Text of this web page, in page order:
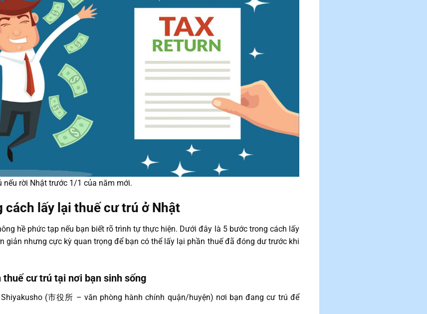
nếu rời Nhật trước 1/1 của năm mới.
lấy lại thuế cư trú ở Nhật
hề phức tạp nếu bạn biết rõ trình tự thực hiện. Dưới đây là 5 bước trong cách lấy
giản nhưng cực kỳ quan trọng để bạn có thể lấy lại phần thuế đã đóng dư trước khi
cư trú tại nơi bạn sinh sống
(市役所 – văn phòng hành chính quận/huyện) nơi bạn đang cư trú để